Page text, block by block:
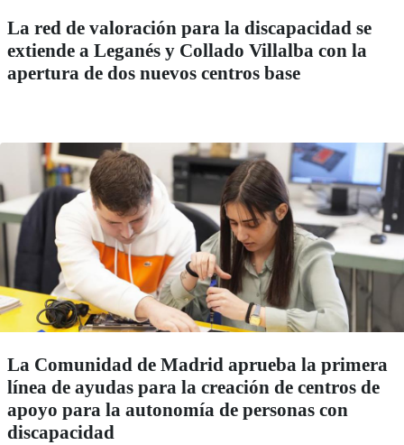
La red de valoración para la discapacidad se
extiende a Leganés y Collado Villalba con la
apertura de dos nuevos centros base
La Comunidad de Madrid aprueba la primera
línea de ayudas para la creación de centros de
apoyo para la autonomía de personas con
discapacidad